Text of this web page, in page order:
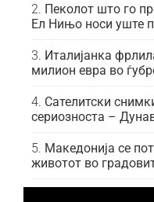
Пеколот што го
Ел Нињо носи уште
Италијанка
милион евра во
Сателитски
сериозноста –
Македонија се
животот во